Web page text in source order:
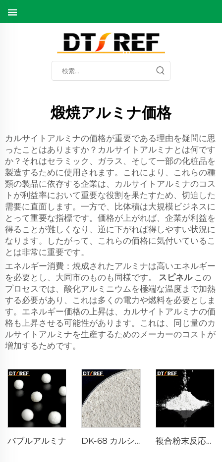
煅焼アルミナ価格
カルサイトアルミナの価格が重要である理由を疑問に思
ったことはありますか？カルサイトアルミナとは何です
か？それはセラミック、ガラス、そして一部の化粧品を
製造するために使用されます。これにより、これらの種
類の製品に依存する企業は、カルサイトアルミナのコス
トが利益率において重要な役割を果たすため、切迫した
需要に直面します。一方で、比体積は大規模ビジネスに
とって重要な指標です。価格が上がれば、企業が利益を
得ることが難しくなり、逆に下がれば得しやすい状況に
なります。したがって、これらの価格に気付いているこ
とは非常に重要です。
エネルギー消費：焼成されたアルミナは高いエネルギー
を必要とし、大同市のものも同様です。 スピネル この
プロセスでは、酸化アルミニウムを極端な温度まで加熱
する必要があり、これは多くの電力や燃料を必要としま
す。エネルギー価格の上昇は、カルサイトアルミナの価
格も上昇させる可能性があります。これは、同じ量のカ
ルサイトアルミナを生産するためのメーカーのコストが
増加するためです。
バブルアルミナ DK-68 カルシウムアルミネートセメント 複合粉末反応性α-Al₂O₃粉末